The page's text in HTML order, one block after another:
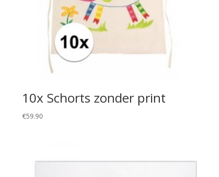
10x Schorts zonder print
€59.90